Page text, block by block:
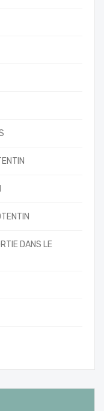
DANS LE